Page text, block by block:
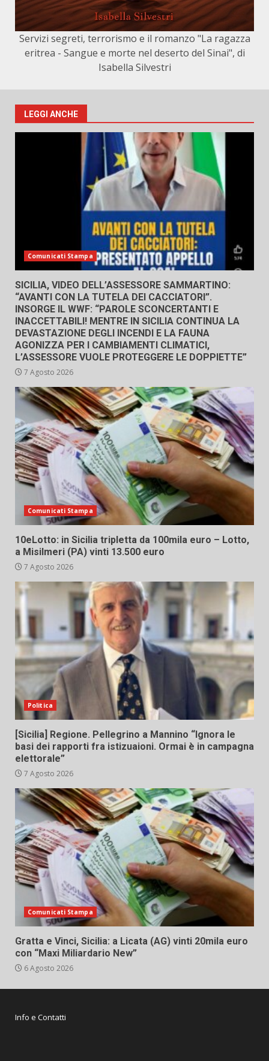
Servizi segreti, terrorismo e il romanzo "La ragazza
eritrea - Sangue e morte nel deserto del Sinai", di
Isabella Silvestri
LEGGI ANCHE
Comunicati Stampa
SICILIA, VIDEO DELL’ASSESSORE SAMMARTINO:
“AVANTI CON LA TUTELA DEI CACCIATORI”.
INSORGE IL WWF: “PAROLE SCONCERTANTI E
INACCETTABILI! MENTRE IN SICILIA CONTINUA LA
DEVASTAZIONE DEGLI INCENDI E LA FAUNA
AGONIZZA PER I CAMBIAMENTI CLIMATICI,
L’ASSESSORE VUOLE PROTEGGERE LE DOPPIETTE”
7 Agosto 2026
Comunicati Stampa
10eLotto: in Sicilia tripletta da 100mila euro – Lotto,
a Misilmeri (PA) vinti 13.500 euro
7 Agosto 2026
Politica
[Sicilia] Regione. Pellegrino a Mannino “Ignora le
basi dei rapporti fra istizuaioni. Ormai è in campagna
elettorale”
7 Agosto 2026
Comunicati Stampa
Gratta e Vinci, Sicilia: a Licata (AG) vinti 20mila euro
con “Maxi Miliardario New”
6 Agosto 2026
Info e Contatti